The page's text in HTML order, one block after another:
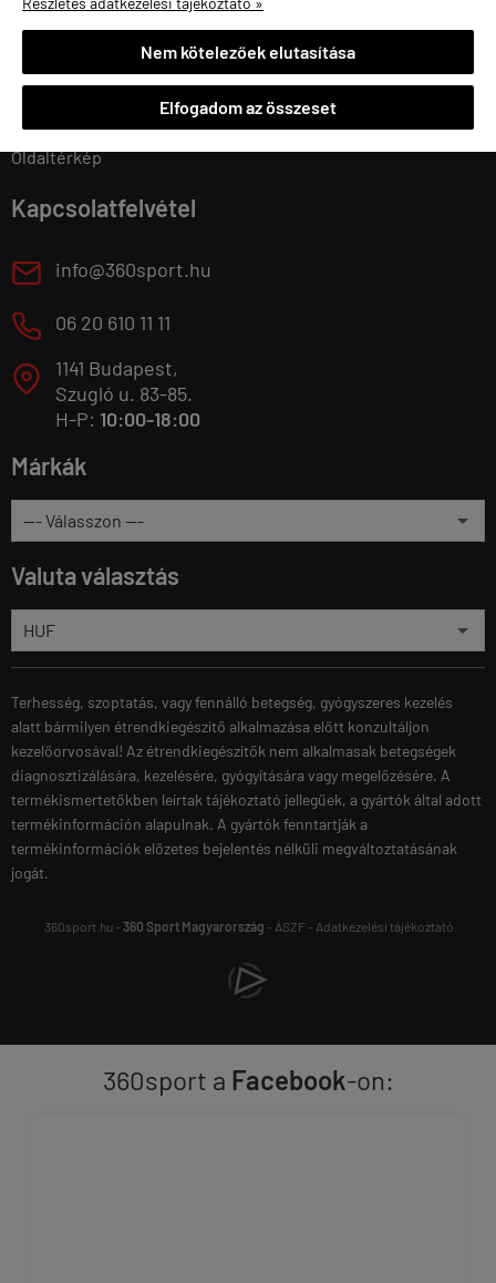
Nem kötelezőek elutasítása
Elfogadom az összeset
Kosár tartalma, megrendelés
Rendelési feltételek
Bemutatkozás
Elállás a szerződéstől
Oldaltérkép
Adatmódosítás
Eddigi rendeléseim
Kedvenc termékek
Letölthető termékek
Kapcsolatfelvétel
E info@360sport.hu
M 06 20 610 11 11
T
1141 Budapest,
Szugló u. 83-85.
H-P: 10:00-18:00
Márkák
Valuta választás
Terhesség, szoptatás, vagy fennálló betegség, gyógyszeres kezelés
alatt bármilyen étrendkiegészítő alkalmazása előtt konzultáljon
kezelőorvosával! Az étrendkiegészítők nem alkalmasak betegségek
diagnosztizálására, kezelésére, gyógyítására vagy megelőzésére. A
termékismertetőkben leírtak tájékoztató jellegűek, a gyártók által adott
termékinformáción alapulnak. A gyártók fenntartják a
termékinformációk előzetes bejelentés nélküli megváltoztatásának
jogát.
360sport.hu - 360 Sport Magyarország - ÁSZF- Adatkezelési tájékoztató
360sport a Facebook-on: